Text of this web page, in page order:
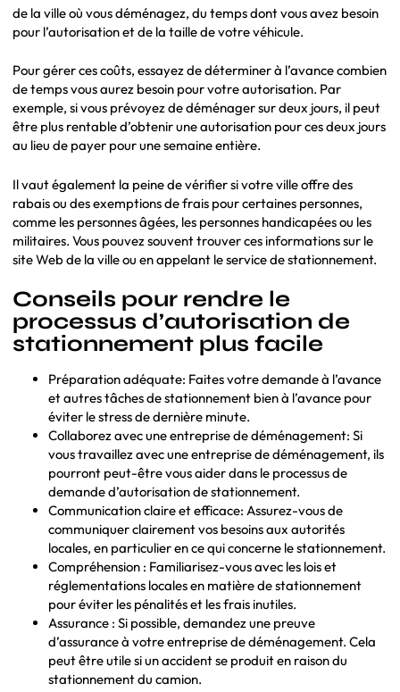
de la ville où vous déménagez, du temps dont vous avez besoin
pour l’autorisation et de la taille de votre véhicule.
Pour gérer ces coûts, essayez de déterminer à l’avance combien
de temps vous aurez besoin pour votre autorisation. Par
exemple, si vous prévoyez de déménager sur deux jours, il peut
être plus rentable d’obtenir une autorisation pour ces deux jours
au lieu de payer pour une semaine entière.
Il vaut également la peine de vérifier si votre ville offre des
rabais ou des exemptions de frais pour certaines personnes,
comme les personnes âgées, les personnes handicapées ou les
militaires. Vous pouvez souvent trouver ces informations sur le
site Web de la ville ou en appelant le service de stationnement.
Conseils pour rendre le
processus d’autorisation de
stationnement plus facile
Préparation adéquate: Faites votre demande à l’avance
et autres tâches de stationnement bien à l’avance pour
éviter le stress de dernière minute.
Collaborez avec une entreprise de déménagement: Si
vous travaillez avec une entreprise de déménagement, ils
pourront peut-être vous aider dans le processus de
demande d’autorisation de stationnement.
Communication claire et efficace: Assurez-vous de
communiquer clairement vos besoins aux autorités
locales, en particulier en ce qui concerne le stationnement.
Compréhension : Familiarisez-vous avec les lois et
réglementations locales en matière de stationnement
pour éviter les pénalités et les frais inutiles.
Assurance : Si possible, demandez une preuve
d’assurance à votre entreprise de déménagement. Cela
peut être utile si un accident se produit en raison du
stationnement du camion.